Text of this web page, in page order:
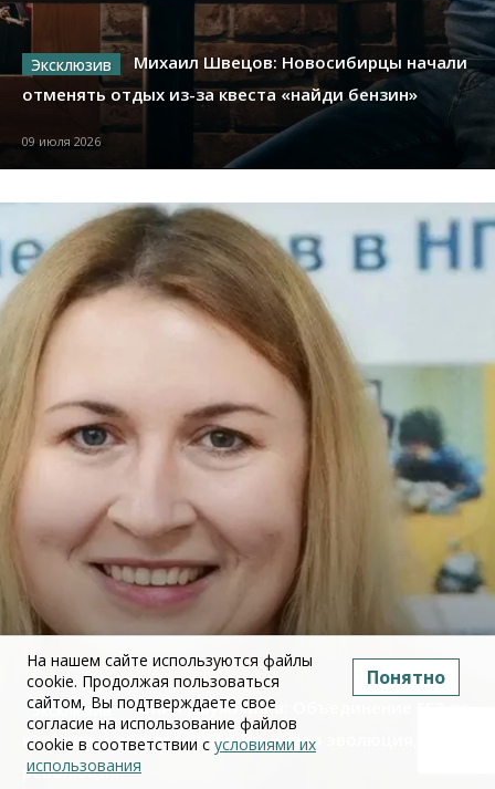
Михаил Швецов: Новосибирцы начали
отменять отдых из-за квеста «найди бензин»
09 июля 2026
Юлия Дружинина: Объединение ЕГЭ по
истории и обществознанию — это эволюция, а не
революция
На нашем сайте используются файлы
cookie. Продолжая пользоваться
сайтом, Вы подтверждаете свое
согласие на использование файлов
cookie в соответствии с условиями их
использования
Понятно